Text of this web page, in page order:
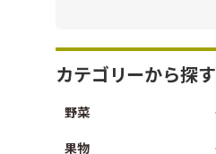
カテゴリーから探す
野菜
果物